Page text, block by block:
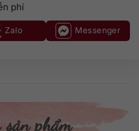
phí
Zalo Messenger
phẩm